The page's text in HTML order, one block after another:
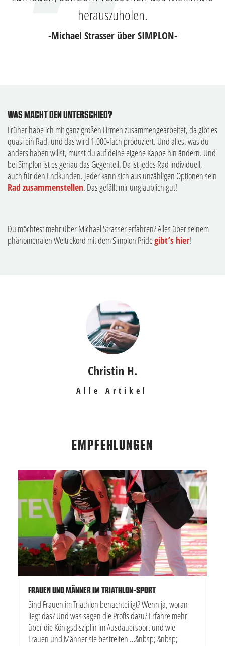
herauszuholen.
-Michael Strasser über SIMPLON-
WAS MACHT DEN UNTERSCHIED?
Früher habe ich mit ganz großen Firmen zusammengearbeitet, da gibt es
quasi ein Rad, und das wird 1.000-fach produziert. Und alles, was du
anders haben willst, musst du auf deine eigene Kappe hin ändern. Und
bei Simplon ist es genau das Gegenteil. Da ist jedes Rad individuell,
auch für den Endkunden. Jeder kann sich aus unzähligen Optionen sein
Rad zusammenstellen. Das gefällt mir unglaublich gut!
Du möchtest mehr über Michael Strasser erfahren? Alles über seinem
phänomenalen Weltrekord mit dem Simplon Pridegibt’s hier!
Christin H.
Alle Artikel
EMPFEHLUNGEN
FRAUEN UND MÄNNER IM TRIATHLON-SPORT
Sind Frauen im Triathlon benachteiligt? Wenn ja, woran
liegt das? Und was sagen die Profis dazu? Erfahre mehr
über die Königsdisziplin im Ausdauersport und wie
Frauen und Männer sie bestreiten …&nbsp; &nbsp;